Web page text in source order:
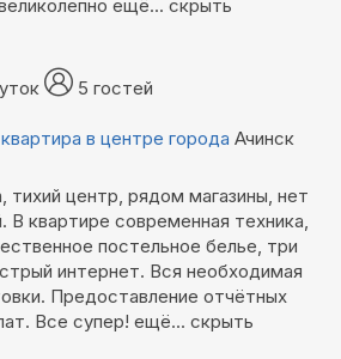
ещё... скрыть
5 гостей
в центре города Ачинск
центр, рядом магазины, нет
В квартире современная техника,
постельное белье, три
интернет. Вся необходимая
Предоставление отчётных
Все супер! ещё... скрыть